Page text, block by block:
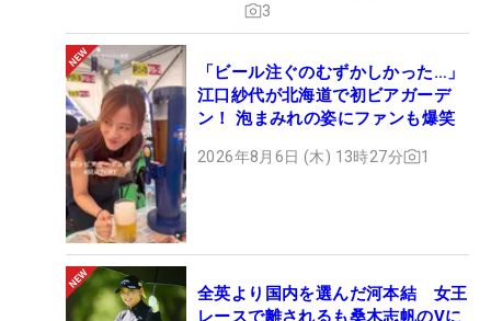
3
「ビール注ぐのむずかしかった…」
江口紗代が北海道で初ビアガーデ
ン！ 泡まみれの姿にファンも爆笑
2026年8月6日 (木) 13時27分 1
全英より国内を選んだ河本結 女王
レースで離されるも桑木志帆のVに